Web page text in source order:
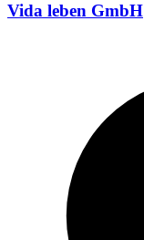
Vida leben GmbH